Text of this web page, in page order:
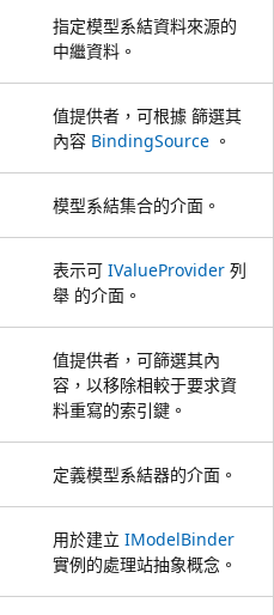
指定模型系結資料來源的
中繼資料。
值提供者，可根據 篩選其
內容 BindingSource 。
模型系結集合的介面。
表示可 IValueProvider 列
舉 的介面。
值提供者，可篩選其內
容，以移除相較于要求資
料重寫的索引鍵。
定義模型系結器的介面。
用於建立 IModelBinder
實例的處理站抽象概念。